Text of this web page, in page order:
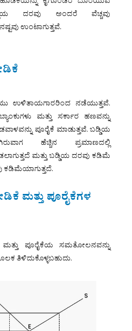
ದರವು ಅಂದರೆ ವೆಚ್ಚವು
ಉಂಟಾಗುತ್ತವೆ.
ಉಳಿತಾಯಗಾರರಿಂದ ನಡೆಯುತ್ತವೆ.
ಬ್ಯಾಂಕುಗಳು ಮತ್ತು ಸರ್ಕಾರ ಹಣವನ್ನು
ಪೂರೈಕೆ ಮಾಡುತ್ತವೆ. ಬಡ್ಡಿಯ
ಹೆಚ್ಚಿನ ಪ್ರಮಾಣದಲ್ಲಿ
ಮತ್ತು ಬಡ್ಡಿಯ ದರವು ಕಡಿಮೆ
ಕಡಿಮೆಯಾಗುತ್ತದೆ.
ಮತ್ತು ಪೂರೈಕೆಗಳ
ಪೂರೈಕೆಯ ಸಮತೋಲನವನ್ನು
ತಿಳಿದುಕೊಳ್ಳಬಹುದು.